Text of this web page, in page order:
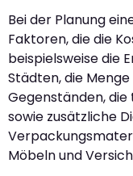
Bei der Planung
Faktoren, die die
beispielsweise die
Städten, die
Gegenständen,
sowie zusätzliche
Möbeln und